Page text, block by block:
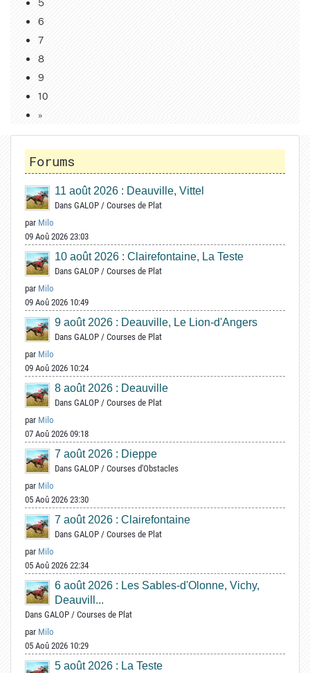
6
7
8
9
10
»
Forums
11 août 2026 : Deauville, Vittel
Dans GALOP / Courses de Plat
par Milo
09 Aoû 2026 23:03
10 août 2026 : Clairefontaine, La Teste
Dans GALOP / Courses de Plat
par Milo
09 Aoû 2026 10:49
9 août 2026 : Deauville, Le Lion-d'Angers
Dans GALOP / Courses de Plat
par Milo
09 Aoû 2026 10:24
8 août 2026 : Deauville
Dans GALOP / Courses de Plat
par Milo
07 Aoû 2026 09:18
7 août 2026 : Dieppe
Dans GALOP / Courses d'Obstacles
par Milo
05 Aoû 2026 23:30
7 août 2026 : Clairefontaine
Dans GALOP / Courses de Plat
par Milo
05 Aoû 2026 22:34
6 août 2026 : Les Sables-d'Olonne, Vichy,
Deauvill...
Dans GALOP / Courses de Plat
par Milo
05 Aoû 2026 10:29
5 août 2026 : La Teste